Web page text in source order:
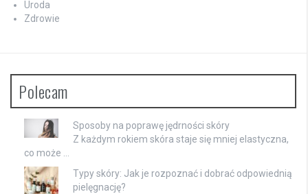
Uroda
Zdrowie
Polecam
Sposoby na poprawę jędrności skóry
Z każdym rokiem skóra staje się mniej elastyczna,
co może …
Typy skóry: Jak je rozpoznać i dobrać odpowiednią
pielęgnację?